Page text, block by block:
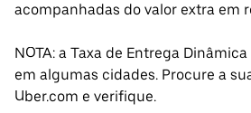
acompanhadas do valor extra em
NOTA: a Taxa de Entrega
em algumas cidades. Procure a
Uber.com e verifique.